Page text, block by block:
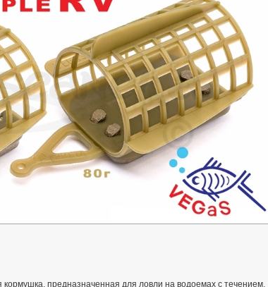
предназначенная для ловли на водоемах с течением.